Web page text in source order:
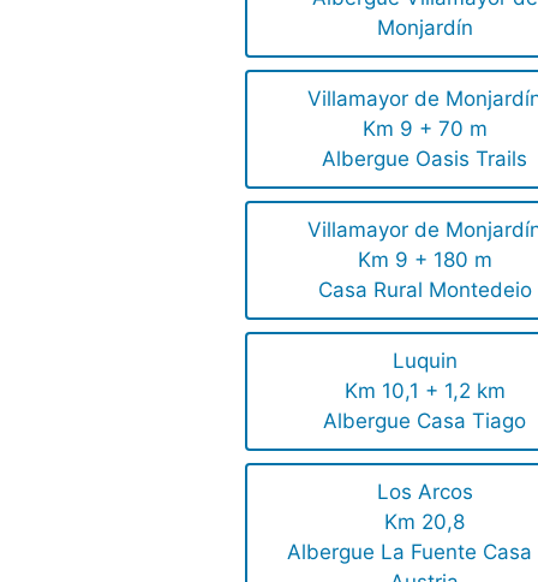
Monjardín
Villamayor de
Km 9 + 70 m
Albergue Oasis Trails
Villamayor de
Km 9 + 180 m
Casa Rural Montedeio
Luquin
Km 10,1 + 1,2 km
Albergue Casa Tiago
Los Arcos
Km 20,8
Albergue La Fuente Casa